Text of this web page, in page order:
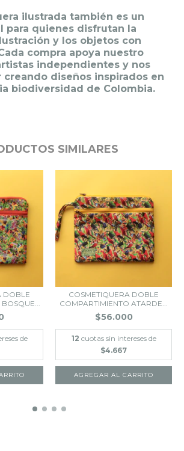
ilustrada también es un
para quienes disfrutan la
y los objetos con
compra apoya nuestro
independientes y nos
diseños inspirados en
biodiversidad de Colombia.
SIMILARES
DOBLE
de
COSMETIQUERA DOBLE
COMPARTIMIENTO ATARDE...
$56.000
12 cuotas sin intereses de
$4.667